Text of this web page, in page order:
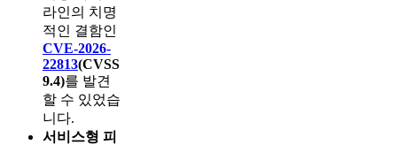
라인의 치명
적인 결함인
CVE-2026-
22813(CVSS
9.4)를 발견
할 수 있었습
니다.
서비스형 피